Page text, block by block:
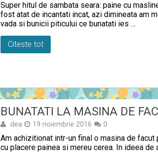
Super hitul de sambata seara: paine cu
fost atat de incantati incat, azi dimineata am
vada si bunicii piticului ce bunatati ies …
Citeste tot
BUNATATI LA MASINA DE
dea 19 noiembrie 2016 0
Am achizitionat intr-un final o masina de facut
cu placere painea si mereu cerea. In ideea de